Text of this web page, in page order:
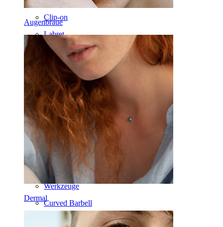
Augenbraue
Dermal
Clip-on
Labret
Zunge
Nase
Tragus
Barbell
Rook
Daith
Hufeisen
Ring
Werkzeuge
Curved Barbell